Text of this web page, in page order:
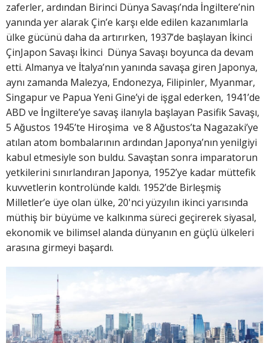
zaferler, ardından Birinci Dünya Savaşı’nda İngiltere’nin
yanında yer alarak Çin’e karşı elde edilen kazanımlarla
ülke gücünü daha da artırırken, 1937’de başlayan İkinci
ÇinJapon Savaşı İkinci Dünya Savaşı boyunca da devam
etti. Almanya ve İtalya’nın yanında savaşa giren Japonya,
aynı zamanda Malezya, Endonezya, Filipinler, Myanmar,
Singapur ve Papua Yeni Gine’yi de işgal ederken, 1941’de
ABD ve İngiltere’ye savaş ilanıyla başlayan Pasifik Savaşı,
5 Ağustos 1945’te Hiroşima ve 8 Ağustos’ta Nagazaki’ye
atılan atom bombalarının ardından Japonya’nın yenilgiyi
kabul etmesiyle son buldu. Savaştan sonra imparatorun
yetkilerini sınırlandıran Japonya, 1952’ye kadar müttefik
kuvvetlerin kontrolünde kaldı. 1952’de Birleşmiş
Milletler’e üye olan ülke, 20'nci yüzyılın ikinci yarısında
müthiş bir büyüme ve kalkınma süreci geçirerek siyasal,
ekonomik ve bilimsel alanda dünyanın en güçlü ülkeleri
arasına girmeyi başardı.